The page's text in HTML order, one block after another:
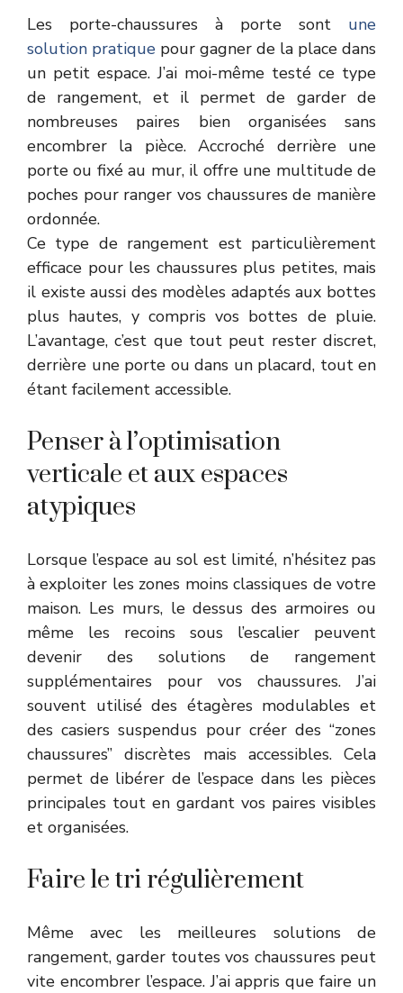
Les porte-chaussures à porte sont une
solution pratique pour gagner de la place dans
un petit espace. J’ai moi-même testé ce type
de rangement, et il permet de garder de
nombreuses paires bien organisées sans
encombrer la pièce. Accroché derrière une
porte ou fixé au mur, il offre une multitude de
poches pour ranger vos chaussures de manière
ordonnée.
Ce type de rangement est particulièrement
efficace pour les chaussures plus petites, mais
il existe aussi des modèles adaptés aux bottes
plus hautes, y compris vos bottes de pluie.
L’avantage, c’est que tout peut rester discret,
derrière une porte ou dans un placard, tout en
étant facilement accessible.
Penser à l’optimisation
verticale et aux espaces
atypiques
Lorsque l’espace au sol est limité, n’hésitez pas
à exploiter les zones moins classiques de votre
maison. Les murs, le dessus des armoires ou
même les recoins sous l’escalier peuvent
devenir des solutions de rangement
supplémentaires pour vos chaussures. J’ai
souvent utilisé des étagères modulables et
des casiers suspendus pour créer des “zones
chaussures” discrètes mais accessibles. Cela
permet de libérer de l’espace dans les pièces
principales tout en gardant vos paires visibles
et organisées.
Faire le tri régulièrement
Même avec les meilleures solutions de
rangement, garder toutes vos chaussures peut
vite encombrer l’espace. J’ai appris que faire un